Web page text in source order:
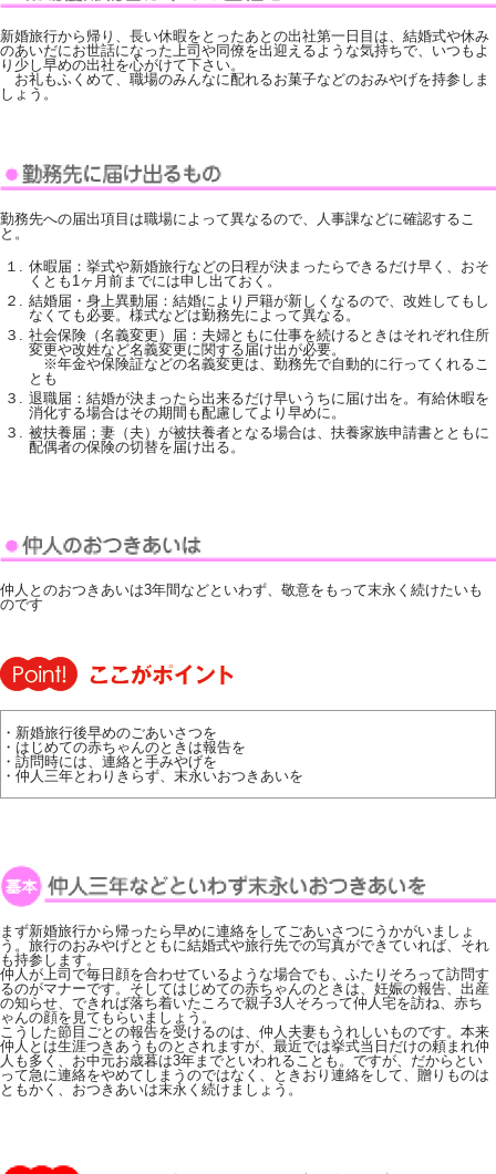
新婚旅行から帰り、長い休暇をとったあとの出社第一日目は、結婚式や休み
のあいだにお世話になった上司や同僚を出迎えるような気持ちで、いつもよ
り少し早めの出社を心がけて下さい。
お礼もふくめて、職場のみんなに配れるお菓子などのおみやげを持参しま
しょう。
勤務先への届出項目は職場によって異なるので、人事課などに確認するこ
と。
１.
休暇届：挙式や新婚旅行などの日程が決まったらできるだけ早く、おそ
くとも1ヶ月前までには申し出ておく。
２.
結婚届・身上異動届：結婚により戸籍が新しくなるので、改姓してもし
なくても必要。様式などは勤務先によって異なる。
３.
社会保険（名義変更）届：夫婦ともに仕事を続けるときはそれぞれ住所
変更や改姓など名義変更に関する届け出が必要。
※年金や保険証などの名義変更は、勤務先で自動的に行ってくれるこ
とも
３.
退職届：結婚が決まったら出来るだけ早いうちに届け出を。有給休暇を
消化する場合はその期間も配慮してより早めに。
３.
被扶養届；妻（夫）が被扶養者となる場合は、扶養家族申請書とともに
配偶者の保険の切替を届け出る。
仲人とのおつきあいは3年間などといわず、敬意をもって末永く続けたいも
のです
・新婚旅行後早めのごあいさつを
・はじめての赤ちゃんのときは報告を
・訪問時には、連絡と手みやげを
・仲人三年とわりきらず、末永いおつきあいを
まず新婚旅行から帰ったら早めに連絡をしてごあいさつにうかがいましょ
う。旅行のおみやげとともに結婚式や旅行先での写真ができていれば、それ
も持参します。
仲人が上司で毎日顔を合わせているような場合でも、ふたりそろって訪問す
るのがマナーです。そしてはじめての赤ちゃんのときは、妊娠の報告、出産
の知らせ、できれば落ち着いたころで親子3人そろって仲人宅を訪ね、赤ち
ゃんの顔を見てもらいましょう。
こうした節目ごとの報告を受けるのは、仲人夫妻もうれしいものです。本来
仲人とは生涯つきあうものとされますが、最近では挙式当日だけの頼まれ仲
人も多く、お中元お歳暮は3年までといわれることも。ですが、だからとい
って急に連絡をやめてしまうのではなく、ときおり連絡をして、贈りものは
ともかく、おつきあいは末永く続けましょう。